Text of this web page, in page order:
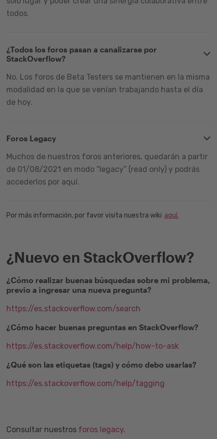
todos.
¿Todos los foros pasan a canalizarse por
StackOverflow?
No. Los foros de Beta Testers se mantienen en la misma
modalidad en la que se venían trabajando hasta el día
de hoy.
Foros Legacy
Muchos de nuestros foros anteriores, quedarán a partir
de 01/08/2021 en modo “legacy” (read only) y podrás
accederlos por aquí.
Por más información, por favor visita nuestra wiki aquí.
¿Nuevo en StackOverflow?
¿Cómo realizar buenas búsquedas sobre mi problema,
previo a ingresar una nueva pregunta?
https://es.stackoverflow.com/search
¿Cómo hacer buenas preguntas en StackOverflow?
https://es.stackoverflow.com/help/how-to-ask
¿Qué son las etiquetas (tags) y cómo debo usarlas?
https://es.stackoverflow.com/help/tagging
Consultar nuestros foros legacy.